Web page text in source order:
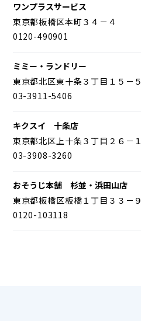
ワンプラスサービス
東京都板橋区本町３４－４
0120-490901
ミミー・ランドリー
東京都北区東十条３丁目１５－５
03-3911-5406
キクスイ 十条店
東京都北区上十条３丁目２６－１
03-3908-3260
おそうじ本舗 杉並・浜田山店
東京都板橋区板橋１丁目３３－９
0120-103118